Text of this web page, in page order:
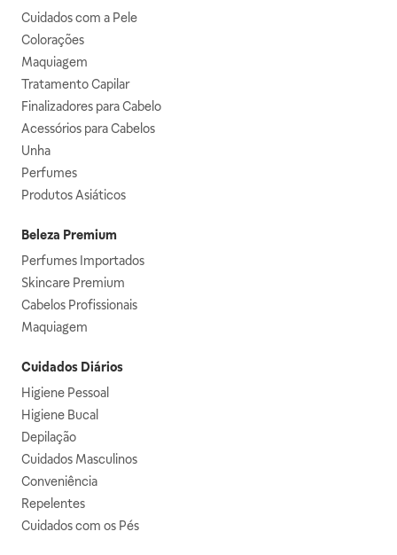
Cuidados com a Pele
Colorações
Maquiagem
Tratamento Capilar
Finalizadores para Cabelo
Acessórios para Cabelos
Unha
Perfumes
Produtos Asiáticos
Beleza Premium
Perfumes Importados
Skincare Premium
Cabelos Profissionais
Maquiagem
Cuidados Diários
Higiene Pessoal
Higiene Bucal
Depilação
Cuidados Masculinos
Conveniência
Repelentes
Cuidados com os Pés